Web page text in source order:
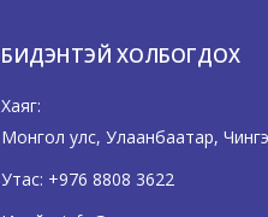
БИДЭНТЭЙ ХОЛБОГДОХ
Хаяг:
Монгол улс, Улаанбаатар,
Утас: +976 8808 3622